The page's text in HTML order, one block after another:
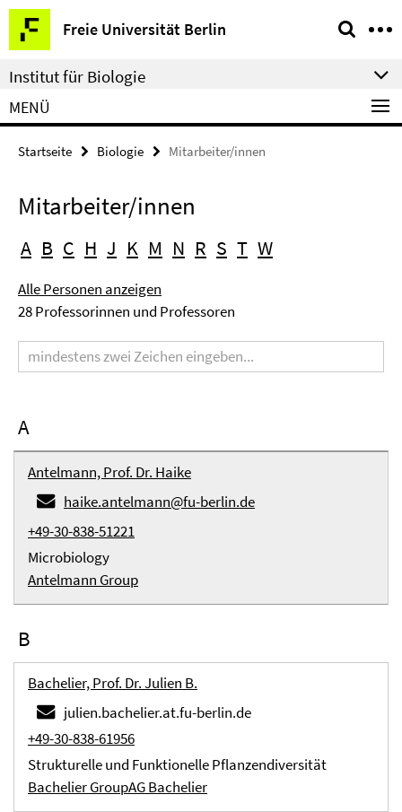
Springe
direkt
zu
Inhalt
Freie Universität Berlin
Service-
Navigation
Institut für Biologie
MENÜ
Startseite Biologie Mitarbeiter/innen
Mitarbeiter/innen
A B C H J K M N R S T W
Alle Personen anzeigen
28 Professorinnen und Professoren
A
Antelmann, Prof. Dr. Haike
haike.antelmann@fu-berlin.de
+49-30-838-51221
Microbiology
Antelmann Group
B
Bachelier, Prof. Dr. Julien B.
julien.bachelier.at.fu-berlin.de
+49-30-838-61956
Strukturelle und Funktionelle Pflanzendiversität
Bachelier GroupAG Bachelier